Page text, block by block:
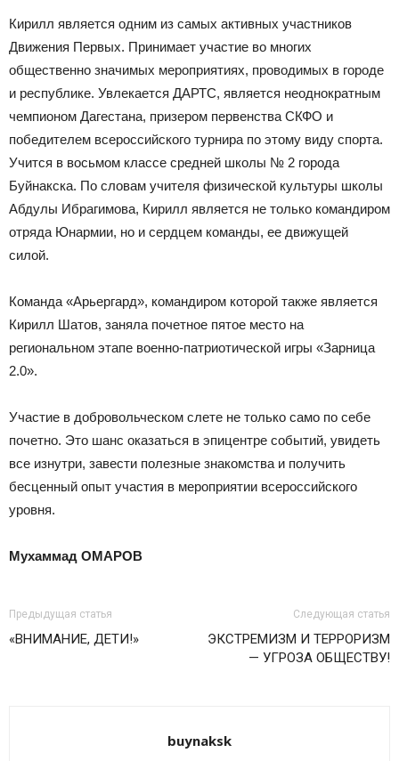
Кирилл является одним из самых активных участников
Движения Первых. Принимает участие во многих
общественно значимых мероприятиях, проводимых в городе
и республике. Увлекается ДАРТС, является неоднократным
чемпионом Дагестана, призером первенства СКФО и
победителем всероссийского турнира по этому виду спорта.
Учится в восьмом классе средней школы № 2 города
Буйнакска. По словам учителя физической культуры школы
Абдулы Ибрагимова, Кирилл является не только командиром
отряда Юнармии, но и сердцем команды, ее движущей
силой.
Команда «Арьергард», командиром которой также является
Кирилл Шатов, заняла почетное пятое место на
региональном этапе военно-патриотической игры «Зарница
2.0».
Участие в добровольческом слете не только само по себе
почетно. Это шанс оказаться в эпицентре событий, увидеть
все изнутри, завести полезные знакомства и получить
бесценный опыт участия в мероприятии всероссийского
уровня.
Мухаммад ОМАРОВ
Предыдущая статья
«ВНИМАНИЕ, ДЕТИ!»
Следующая статья
ЭКСТРЕМИЗМ И ТЕРРОРИЗМ
— УГРОЗА ОБЩЕСТВУ!
buynaksk